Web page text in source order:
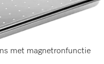
met magnetronfunctie